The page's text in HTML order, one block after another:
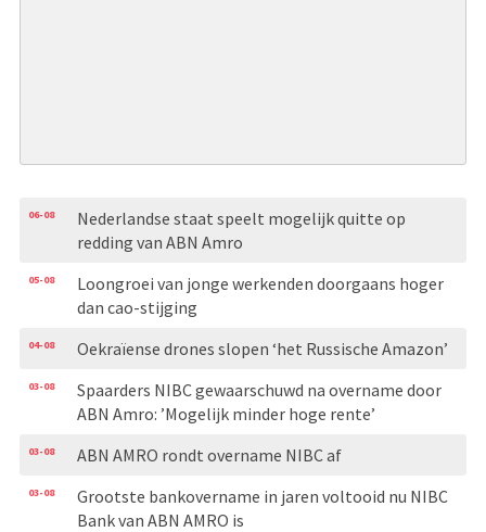
06-08
Nederlandse staat speelt mogelijk quitte op
redding van ABN Amro
05-08
Loongroei van jonge werkenden doorgaans hoger
dan cao-stijging
04-08 Oekraïense drones slopen ‘het Russische Amazon’
03-08
Spaarders NIBC gewaarschuwd na overname door
ABN Amro: ’Mogelijk minder hoge rente’
03-08 ABN AMRO rondt overname NIBC af
03-08
Grootste bankovername in jaren voltooid nu NIBC
Bank van ABN AMRO is